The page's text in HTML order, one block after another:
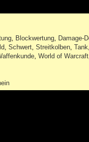
Blockwertung Damage-
Schwert Streitkolben Tank
World of Warcraft